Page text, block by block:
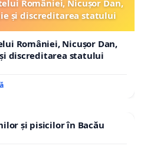
României, Nicușor Dan,
și discreditarea statului
României, Nicușor Dan,
discreditarea statului
și pisicilor în Bacău